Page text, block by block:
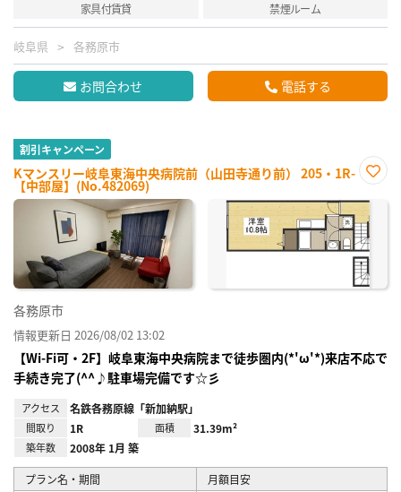
家具付賃貸
禁煙ルーム
岐阜県 各務原市
お問合わせ 電話する
割引キャンペーン
Kマンスリー岐阜東海中央病院前（山田寺通り前） 205・1R-
【中部屋】(No.482069)
に入
り登
録
各務原市
情報更新日 2026/08/02 13:02
【Wi-Fi可・2F】岐阜東海中央病院まで徒歩圏内(*'ω'*)来店不応で
手続き完了(^^♪駐車場完備です☆彡
アクセス 名鉄各務原線「新加納駅」
間取り 1R 面積 31.39m²
築年数 2008年 1月 築
プラン名・期間 月額目安